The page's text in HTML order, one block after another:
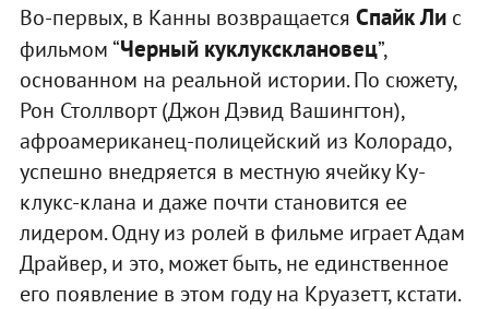
Во-первых, в Канны возвращается Спайк Лис
фильмом “Черный куклуксклановец”,
основанном на реальной истории. По сюжету,
Рон Столлворт (Джон Дэвид Вашингтон),
афроамериканец-полицейский из Колорадо,
успешно внедряется в местную ячейку Ку-
клукс-клана и даже почти становится ее
лидером. Одну из ролей в фильме играет Адам
Драйвер, и это, может быть, не единственное
его появление в этом году на Круазетт, кстати.